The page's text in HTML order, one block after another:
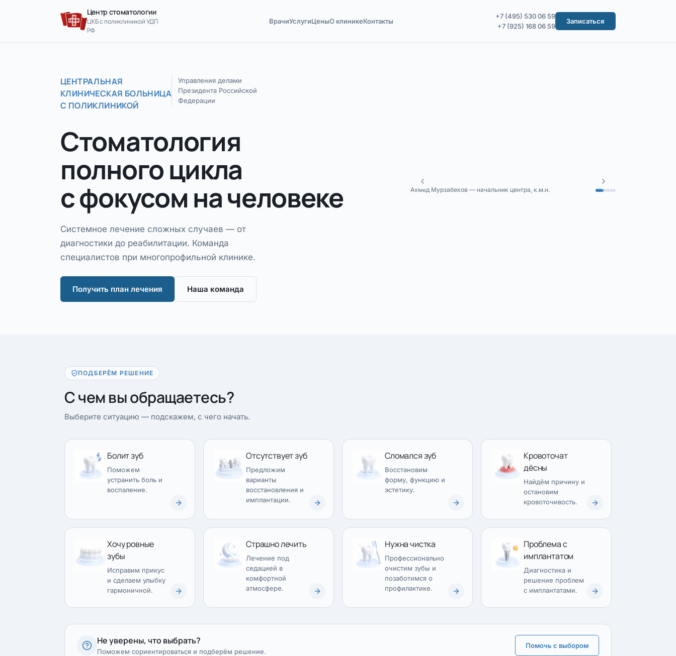
Центр стоматологии
ЦКБ с поликлиникой УДП
РФ
ВрачиУслугиЦеныО клиникеКонтакты
+7 (495) 530 06 59
+7 (925) 168 06 59
Записаться
ЦЕНТРАЛЬНАЯ
КЛИНИЧЕСКАЯ БОЛЬНИЦА
С ПОЛИКЛИНИКОЙ
Управления делами
Президента Российской
Федерации
Стоматология
полного цикла
с фокусом на человеке
Системное лечение сложных случаев — от
диагностики до реабилитации. Команда
специалистов при многопрофильной клинике.
Получить план лечения Наша команда
Ахмед Мурзабеков — начальник центра, к.м.н.
ПОДБЕРЁМ РЕШЕНИЕ
С чем вы обращаетесь?
Выберите ситуацию — подскажем, с чего начать.
Болит зуб
Поможем
устранить боль и
воспаление.
Отсутствует зуб
Предложим
варианты
восстановления и
имплантации.
Сломался зуб
Восстановим
форму, функцию и
эстетику.
Кровоточат
дёсны
Найдём причину и
остановим
кровоточивость.
Хочу ровные
зубы
Исправим прикус
и сделаем улыбку
гармоничной.
Страшно лечить
Лечение под
седацией в
комфортной
атмосфере.
Нужна чистка
Профессионально
очистим зубы и
позаботимся о
профилактике.
Проблема с
имплантатом
Диагностика и
решение проблем
с имплантатами.
Не уверены, что выбрать?
Поможем сориентироваться и подберём решение.
Помочь с выбором